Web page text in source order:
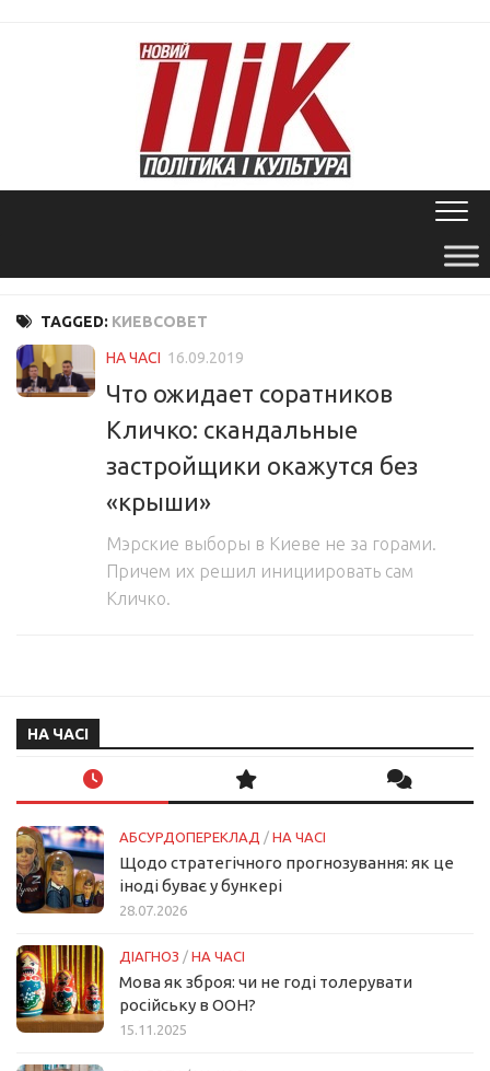
TAGGED: КИЕВСОВЕТ
НА ЧАСІ 16.09.2019
Что ожидает соратников
Кличко: скандальные
застройщики окажутся без
«крыши»
Мэрские выборы в Киеве не за горами.
Причем их решил инициировать сам
Кличко.
НА ЧАСІ
АБСУРДОПЕРЕКЛАД / НА ЧАСІ
Щодо стратегічного прогнозування: як це
іноді буває у бункері
28.07.2026
ДІАГНОЗ / НА ЧАСІ
Мова як зброя: чи не годі толерувати
російську в ООН?
15.11.2025